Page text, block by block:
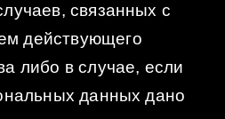
связанных с
действующего
либо в случае, если
данных дано